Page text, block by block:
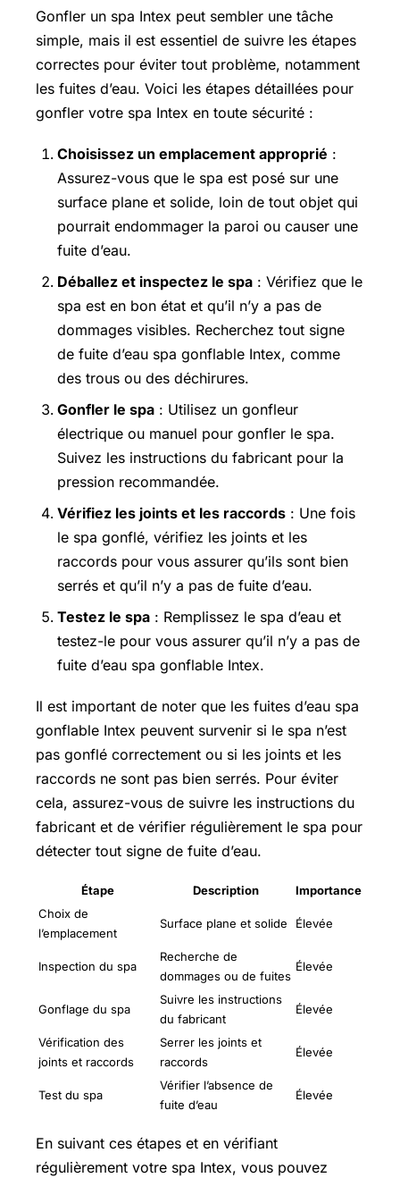
Gonfler un spa Intex peut sembler une tâche
simple, mais il est essentiel de suivre les étapes
correctes pour éviter tout problème, notamment
les fuites d’eau. Voici les étapes détaillées pour
gonfler votre spa Intex en toute sécurité :
Choisissez un emplacement approprié :
Assurez-vous que le spa est posé sur une
surface plane et solide, loin de tout objet qui
pourrait endommager la paroi ou causer une
fuite d’eau.
Déballez et inspectez le spa : Vérifiez que le
spa est en bon état et qu’il n’y a pas de
dommages visibles. Recherchez tout signe
de fuite d’eau spa gonflable Intex, comme
des trous ou des déchirures.
Gonfler le spa : Utilisez un gonfleur
électrique ou manuel pour gonfler le spa.
Suivez les instructions du fabricant pour la
pression recommandée.
Vérifiez les joints et les raccords : Une fois
le spa gonflé, vérifiez les joints et les
raccords pour vous assurer qu’ils sont bien
serrés et qu’il n’y a pas de fuite d’eau.
Testez le spa : Remplissez le spa d’eau et
testez-le pour vous assurer qu’il n’y a pas de
fuite d’eau spa gonflable Intex.
Il est important de noter que les fuites d’eau spa
gonflable Intex peuvent survenir si le spa n’est
pas gonflé correctement ou si les joints et les
raccords ne sont pas bien serrés. Pour éviter
cela, assurez-vous de suivre les instructions du
fabricant et de vérifier régulièrement le spa pour
détecter tout signe de fuite d’eau.
Étape Description
Importance
Choix de
l’emplacement
Surface plane et solide Élevée
Inspection du spa
Recherche de
dommages ou de fuites
Élevée
Gonflage du spa
Suivre les instructions
du fabricant
Élevée
Vérification des
joints et raccords
Serrer les joints et
raccords
Élevée
Test du spa
Vérifier l’absence de
fuite d’eau
Élevée
En suivant ces étapes et en vérifiant
régulièrement votre spa Intex, vous pouvez